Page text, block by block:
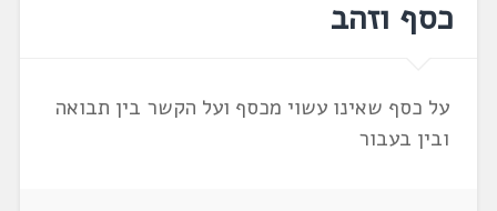
כסף וזהב
על כסף שאינו עשוי מכסף ועל הקשר בין תבואה
ובין בעבור